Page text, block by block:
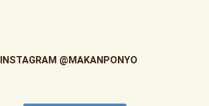
INSTAGRAM @MAKANPONYO